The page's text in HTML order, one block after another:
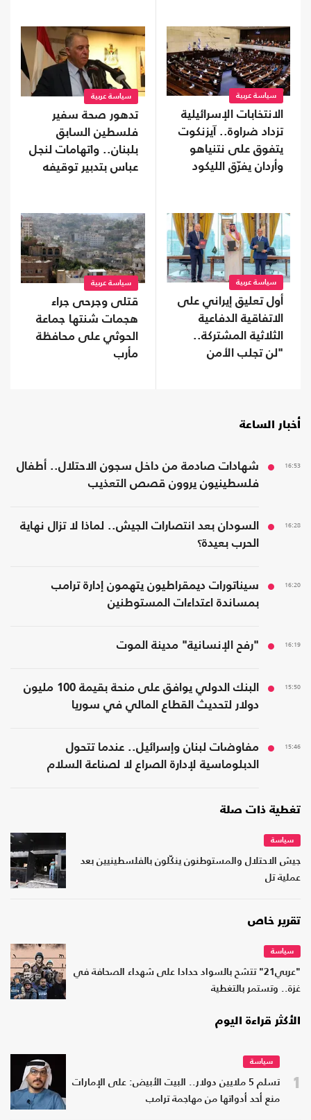
سياسة عربية
الانتخابات الإسرائيلية
تزداد ضراوة.. آيزنكوت
يتفوق على نتنياهو
وأردان يفرّق الليكود
سياسة عربية
تدهور صحة سفير
فلسطين السابق
بلبنان.. واتهامات لنجل
عباس بتدبير توقيفه
سياسة عربية
أول تعليق إيراني على
الاتفاقية الدفاعية
الثلاثية المشتركة..
"لن تجلب الأمن
سياسة عربية
قتلى وجرحى جراء
هجمات شنتها جماعة
الحوثي على محافظة
مأرب
أخبار الساعة
16:53
شهادات صادمة من داخل سجون الاحتلال.. أطفال
فلسطينيون يروون قصص التعذيب
16:28
السودان بعد انتصارات الجيش.. لماذا لا تزال نهاية
الحرب بعيدة؟
16:20
سيناتورات ديمقراطيون يتهمون إدارة ترامب
بمساندة اعتداءات المستوطنين
16:19 "رفح الإنسانية" مدينة الموت
15:50
البنك الدولي يوافق على منحة بقيمة 100 مليون
دولار لتحديث القطاع المالي في سوريا
15:46
مفاوضات لبنان وإسرائيل.. عندما تتحول
الدبلوماسية لإدارة الصراع لا لصناعة السلام
تغطية ذات صلة
سياسة
جيش الاحتلال والمستوطنون ينكّلون بالفلسطينيين بعد
عملية تل
تقرير خاص
سياسة
"عربي21" تتشح بالسواد حدادا على شهداء الصحافة في
غزة.. وتستمر بالتغطية
الأكثر قراءة اليوم
1
سياسة
تسلم 5 ملايين دولار.. البيت الأبيض: على الإمارات
منع أحد أدواتها من مهاجمة ترامب